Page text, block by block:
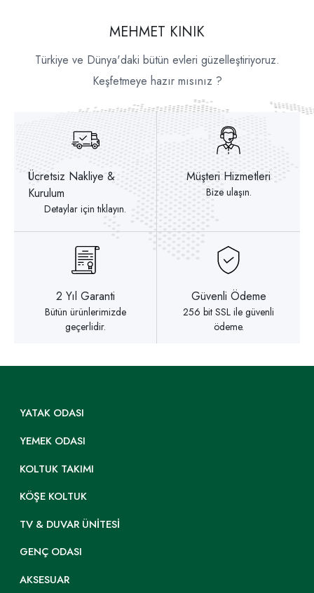
MEHMET KINIK
Türkiye ve Dünya'daki bütün evleri güzelleştiriyoruz.
Keşfetmeye hazır mısınız ?
Ücretsiz Nakliye &
Kurulum
Detaylar için tıklayın.
Müşteri Hizmetleri
Bize ulaşın.
2 Yıl Garanti
Bütün ürünlerimizde
geçerlidir.
Güvenli Ödeme
256 bit SSL ile güvenli
ödeme.
YATAK ODASI
YEMEK ODASI
KOLTUK TAKIMI
KÖŞE KOLTUK
TV & DUVAR ÜNITESI
GENÇ ODASI
AKSESUAR